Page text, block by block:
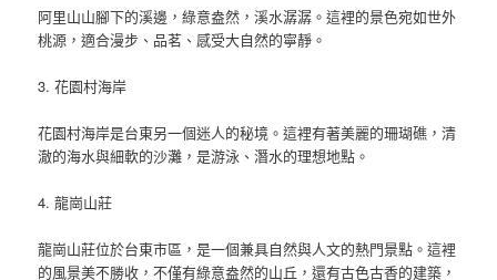
阿里山山腳下的溪邊，綠意盎然，溪水潺潺。這裡的景色宛如世外
桃源，適合漫步、品茗、感受大自然的寧靜。
3. 花園村海岸
花園村海岸是台東另一個迷人的秘境。這裡有著美麗的珊瑚礁，清
澈的海水與細軟的沙灘，是游泳、潛水的理想地點。
4. 龍崗山莊
龍崗山莊位於台東市區，是一個兼具自然與人文的熱門景點。這裡
的風景美不勝收，不僅有綠意盎然的山丘，還有古色古香的建築，